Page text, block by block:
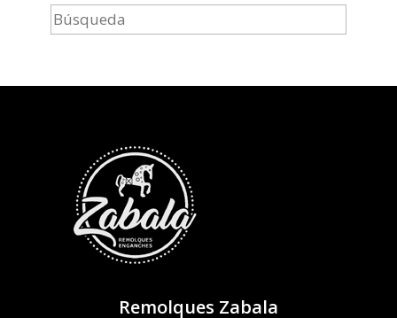
Remolques Zabala